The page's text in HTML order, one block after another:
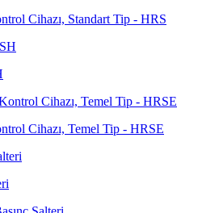
Cihazı, Standart Tip - HRS
Cihazı, Temel Tip - HRSE